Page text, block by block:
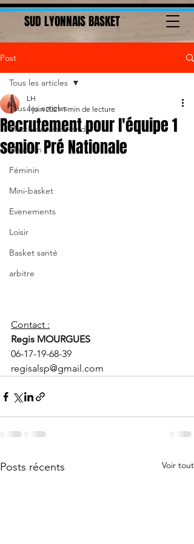
SUD LYONNAIS BASKET
Post
Tous les articles
Match du week-end
Masculin
Féminin
Mini-basket
Evenements
Loisir
Basket santé
arbitre
Tous les articles
Recrutement pour l'équipe 1
senior Pré Nationale
LH
4 juin 2021 1 min de lecture
Contact :
Regis MOURGUES
06-17-19-68-39
regisalsp@gmail.com
Posts récents Voir tout